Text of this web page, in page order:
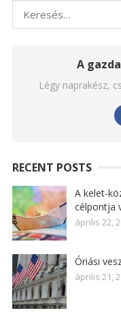
Keresés:
A
Légy naprakész,
RECENT POSTS
A kelet-
célpontja
április 22,
Óriási
április 21,